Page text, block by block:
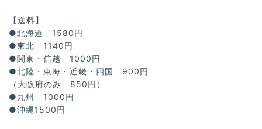
【送料】
●北海道 1580円
●東北 1140円
●関東・信越 1000円
●北陸・東海・近畿・四国 900円
（大阪府のみ 850円）
●九州 1000円
●沖縄1500円